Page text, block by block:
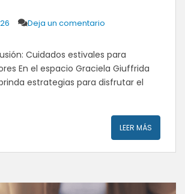
Deja un comentario
Cuidados estivales para
En el espacio Graciela Giuffrida
estrategias para disfrutar el
LEER MÁS